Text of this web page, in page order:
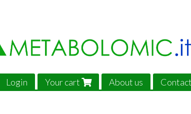
Login Your cart About us